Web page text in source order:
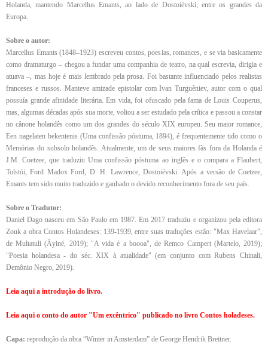
Holanda, mantendo Marcellus Emants, ao lado de Dostoiévski, entre os grandes da
Europa.
Sobre o autor:
Marcellus Emants (1848–1923) escreveu contos, poesias, romances, e se via basicamente
como dramaturgo – chegou a fundar uma companhia de teatro, na qual escrevia, dirigia e
atuava –, mas hoje é mais lembrado pela prosa. Foi bastante influenciado pelos realistas
franceses e russos. Manteve amizade epistolar com Ivan Turguêniev, autor com o qual
possuía grande afinidade literária. Em vida, foi ofuscado pela fama de Louis Couperus,
mas, algumas décadas após sua morte, voltou a ser estudado pela crítica e passou a constar
no cânone holandês como um dos grandes do século XIX europeu. Seu maior romance,
Een nagelaten bekentenis (Uma confissão póstuma, 1894), é frequentemente tido como o
Memórias do subsolo holandês. Atualmente, um de seus maiores fãs fora da Holanda é
J.M. Coetzee, que traduziu Uma confissão póstuma ao inglês e o compara a Flaubert,
Tolstói, Ford Madox Ford, D. H. Lawrence, Dostoiévski. Após a versão de Coetzee,
Emants tem sido muito traduzido e ganhado o devido reconhecimento fora de seu país.
Sobre o Tradutor:
Daniel Dago nasceu em São Paulo em 1987. Em 2017 traduziu e organizou pela editora
Zouk a obra Contos Holandeses: 139-1939, entre suas traduções estão: "Max Havelaar",
de Multatuli (Âyiné, 2019); "A vida é a boooa", de Remco Campert (Martelo, 2019);
"Poesia holandesa - do séc. XIX à atualidade" (em conjunto com Rubens Chinali,
Demônio Negro, 2019).
Leia aqui a introdução do livro.
Leia aqui o conto do autor "Um excêntrico" publicado no livro Contos holadeses.
Capa: reprodução da obra “Winter in Amsterdam” de George Hendrik Breitner.